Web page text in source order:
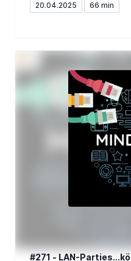
20.04.2025 66 min
#271 - LAN-